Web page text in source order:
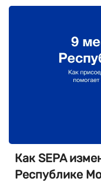
Как SEPA
Республике